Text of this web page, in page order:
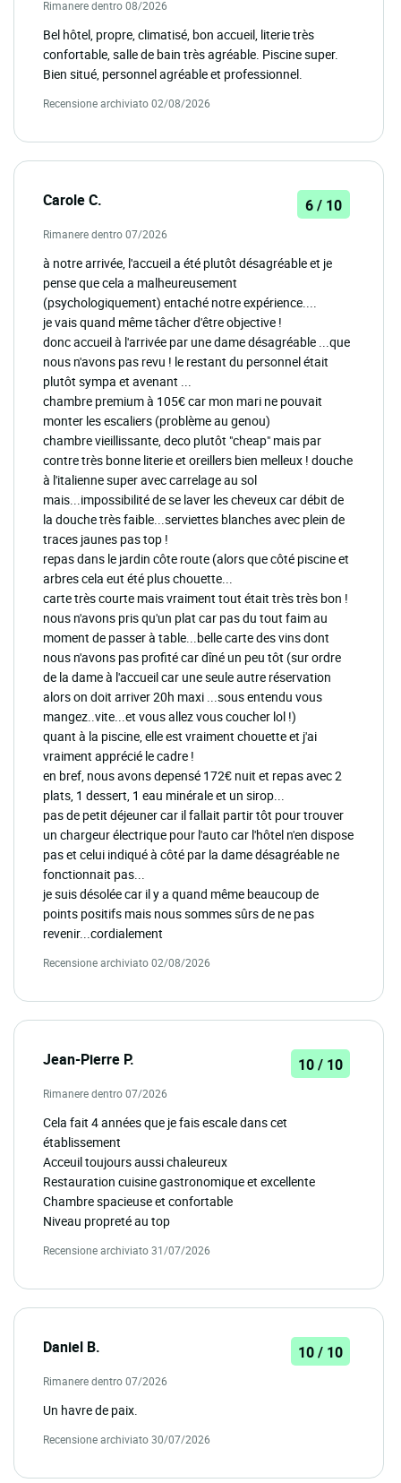
Rimanere dentro 08/2026
Bel hôtel, propre, climatisé, bon accueil, literie très
confortable, salle de bain très agréable. Piscine super.
Bien situé, personnel agréable et professionnel.
Recensione archiviato 02/08/2026
Carole C. 6 / 10
Rimanere dentro 07/2026
à notre arrivée, l'accueil a été plutôt désagréable et je
pense que cela a malheureusement
(psychologiquement) entaché notre expérience....
je vais quand même tâcher d'être objective !
donc accueil à l'arrivée par une dame désagréable ...que
nous n'avons pas revu ! le restant du personnel était
plutôt sympa et avenant ...
chambre premium à 105€ car mon mari ne pouvait
monter les escaliers (problème au genou)
chambre vieillissante, deco plutôt "cheap" mais par
contre très bonne literie et oreillers bien melleux ! douche
à l'italienne super avec carrelage au sol
mais...impossibilité de se laver les cheveux car débit de
la douche très faible...serviettes blanches avec plein de
traces jaunes pas top !
repas dans le jardin côte route (alors que côté piscine et
arbres cela eut été plus chouette...
carte très courte mais vraiment tout était très très bon !
nous n'avons pris qu'un plat car pas du tout faim au
moment de passer à table...belle carte des vins dont
nous n'avons pas profité car dîné un peu tôt (sur ordre
de la dame à l'accueil car une seule autre réservation
alors on doit arriver 20h maxi ...sous entendu vous
mangez..vite...et vous allez vous coucher lol !)
quant à la piscine, elle est vraiment chouette et j'ai
vraiment apprécié le cadre !
en bref, nous avons depensé 172€ nuit et repas avec 2
plats, 1 dessert, 1 eau minérale et un sirop...
pas de petit déjeuner car il fallait partir tôt pour trouver
un chargeur électrique pour l'auto car l'hôtel n'en dispose
pas et celui indiqué à côté par la dame désagréable ne
fonctionnait pas...
je suis désolée car il y a quand même beaucoup de
points positifs mais nous sommes sûrs de ne pas
revenir...cordialement
Recensione archiviato 02/08/2026
Jean-Pierre P. 10 / 10
Rimanere dentro 07/2026
Cela fait 4 années que je fais escale dans cet
établissement
Acceuil toujours aussi chaleureux
Restauration cuisine gastronomique et excellente
Chambre spacieuse et confortable
Niveau propreté au top
Recensione archiviato 31/07/2026
Daniel B. 10 / 10
Rimanere dentro 07/2026
Un havre de paix.
Recensione archiviato 30/07/2026